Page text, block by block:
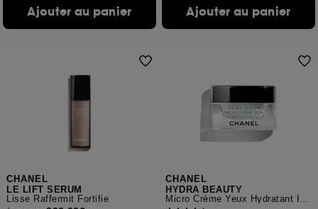
Ajouter au panier Ajouter au panier
CHANEL
LE LIFT SERUM
Lisse Raffermit Fortifie
CHANEL
HYDRA BEAUTY
Micro Crème Yeux Hydratant Illuminateur